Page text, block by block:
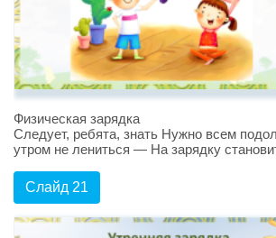
Физическая зарядка
Следует, ребята, знать Нужно всем
утром не лениться — На зарядку
Слайд 21